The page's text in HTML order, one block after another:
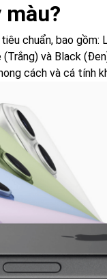
màu?
chuẩn, bao gồm:
và Black
cách và cá tính